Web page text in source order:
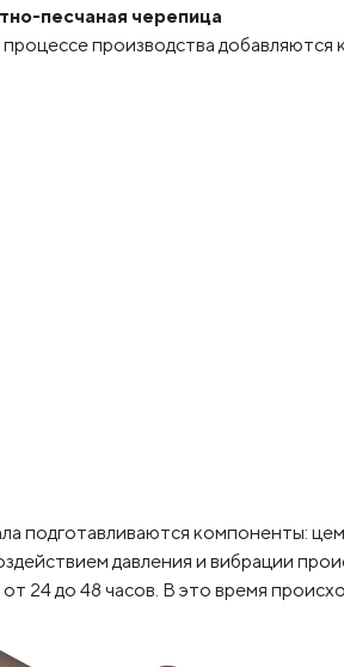
песчаная черепица
производства добавляются
подготавливаются компоненты:
давления и вибрации
24 до 48 часов. В это время